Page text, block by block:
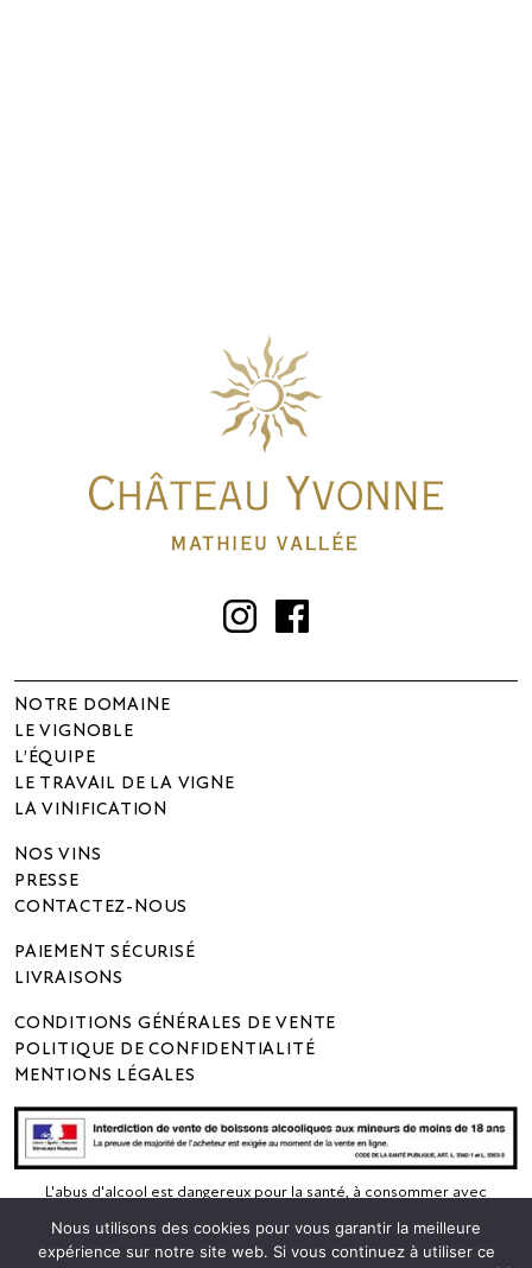
InstagramFacebook
NOTRE DOMAINE
LE VIGNOBLE
L’ÉQUIPE
LE TRAVAIL DE LA VIGNE
NOS VINS
PRESSE
PAIEMENT SÉCURISÉ
CONDITIONS GÉNÉRALES DE VENTE
POLITIQUE DE CONFIDENTIALITÉ
modération .
Nous utilisons des cookies pour vous garantir la meilleure
expérience sur notre site web. Si vous continuez à utiliser ce